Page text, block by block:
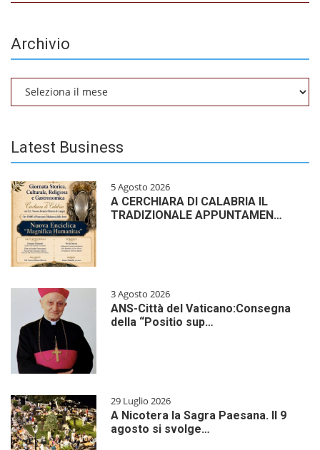
Archivio
Archivio
Latest Business
5 Agosto 2026
A CERCHIARA DI CALABRIA IL
TRADIZIONALE APPUNTAMEN…
3 Agosto 2026
ANS-Città del Vaticano:Consegna
della “Positio sup…
29 Luglio 2026
A Nicotera la Sagra Paesana. Il 9
agosto si svolge…